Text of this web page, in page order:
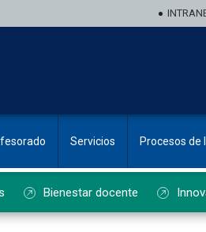
Servicios Procesos de
Bienestar docente